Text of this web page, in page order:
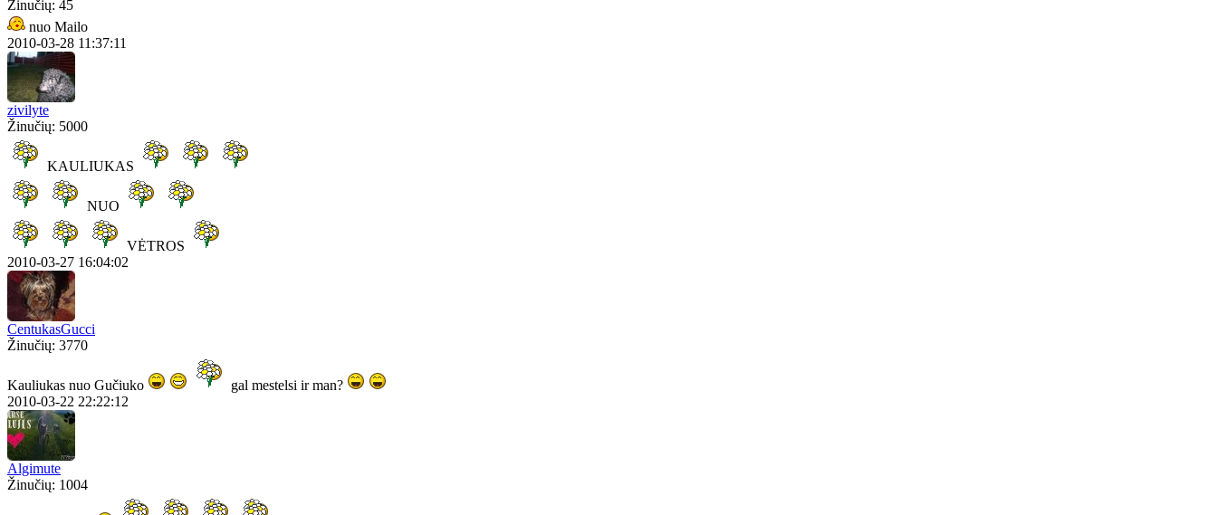
Žinučių: 45
nuo Mailo
2010-03-28 11:37:11
zivilyte
Žinučių: 5000
KAULIUKAS
NUO
VĖTROS
2010-03-27 16:04:02
CentukasGucci
Žinučių: 3770
Kauliukas nuo Gučiuko
gal mestelsi ir man?
2010-03-22 22:22:12
Algimute
Žinučių: 1004